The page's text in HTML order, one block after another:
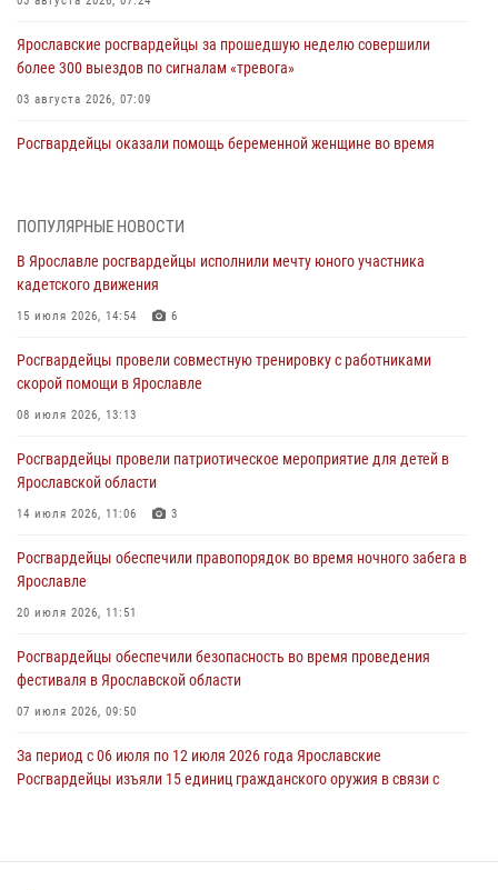
Ярославские росгвардейцы за прошедшую неделю совершили
более 300 выездов по сигналам «тревога»
03 августа 2026, 07:09
Росгвардейцы оказали помощь беременной женщине во время
Росгвардейцы изъяли 41 единицу гражданского оружия в связи с
нарушением законодательства
30 июля 2026, 11:51
В региональном управлении Росгвардии состоялся молебен,
приуроченный к празднику Крещения Руси
28 июля 2026, 14:56
Ярославские росгвардейцы за прошедшую неделю совершили
более 250 выездов по сигналам «Тревога»
27 июля 2026, 08:59
Росгвардейцы обеспечили правопорядок во время массового
забега в Ярославле
27 июля 2026, 07:16
ПОПУЛЯРНЫЕ НОВОСТИ
В Ярославле росгвардейцы исполнили мечту юного участника
кадетского движения
15 июля 2026, 14:54 6
Росгвардейцы провели совместную тренировку с работниками
скорой помощи в Ярославле
08 июля 2026, 13:13
Росгвардейцы провели патриотическое мероприятие для детей в
Ярославской области
14 июля 2026, 11:06 3
Росгвардейцы обеспечили правопорядок во время ночного забега в
Ярославле
20 июля 2026, 11:51
Росгвардейцы обеспечили безопасность во время проведения
фестиваля в Ярославской области
07 июля 2026, 09:50
За период с 06 июля по 12 июля 2026 года Ярославские
Росгвардейцы изъяли 15 единиц гражданского оружия в связи с